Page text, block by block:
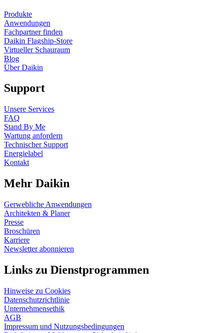
Produkte
Anwendungen
Fachpartner finden
Daikin Flagship-Store
Virtueller Schauraum
Blog
Über Daikin
Support
Unsere Services
FAQ
Stand By Me
Wartung anfordern
Technischer Support
Energielabel
Kontakt
Mehr Daikin
Gerwebliche Anwendungen
Architekten & Planer
Presse
Broschüren
Karriere
Newsletter abonnieren
Links zu Dienstprogrammen
Hinweise zu Cookies
Datenschutzrichtlinie
Unternehmensethik
AGB
Impressum und Nutzungsbedingungen